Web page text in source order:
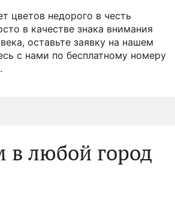
цветов недорого в честь
в качестве знака внимания
оставьте заявку на нашем
с нами по бесплатному номеру
.
в любой город